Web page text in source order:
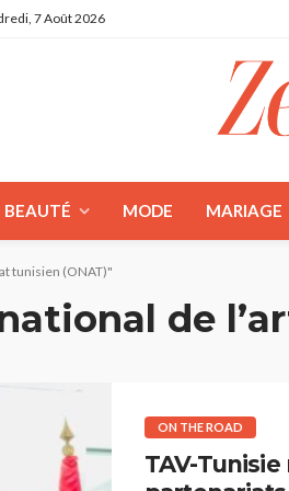
7 Août 2026
BEAUTÉ MODE MARIAGE
tunisien (ONAT)"
de
ON THE ROAD
TAV-